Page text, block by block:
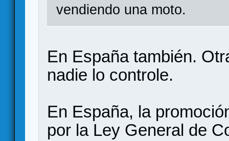
vendiendo una moto.
En España también.
nadie lo controle.
En España, la
por la Ley General de